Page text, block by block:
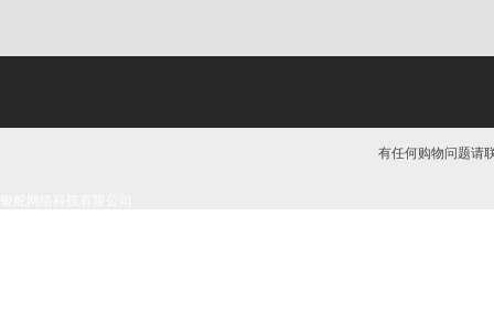
有任何购物问题请